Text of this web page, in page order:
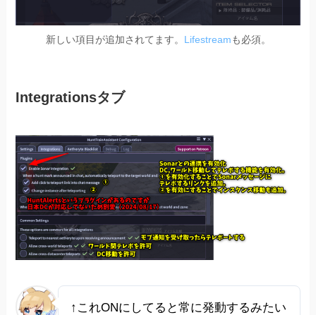
新しい項目が追加されてます。 Lifestreamも必須。
Integrationsタブ
↑これONにしてると常に発動するみたい